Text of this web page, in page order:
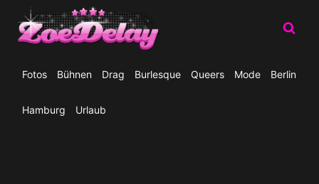
Inhalt
springen
Fotos Bühnen Drag Burlesque Queers Mode Berlin
Hamburg Urlaub